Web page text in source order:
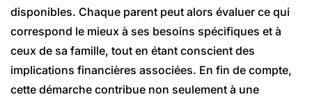
disponibles. Chaque parent peut alors évaluer ce qui
correspond le mieux à ses besoins spécifiques et à
ceux de sa famille, tout en étant conscient des
implications financières associées. En fin de compte,
cette démarche contribue non seulement à une